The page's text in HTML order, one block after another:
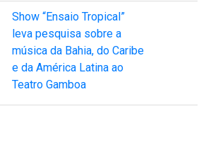
Show “Ensaio Tropical”
leva pesquisa sobre a
música da Bahia, do Caribe
e da América Latina ao
Teatro Gamboa